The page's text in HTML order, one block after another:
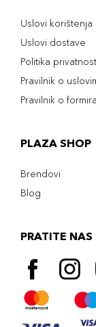
Uslovi korištenja
Uslovi dostave
Politika
Pravilnik o
Pravilnik o
PLAZA SHOP
Brendovi
Blog
PRATITE NAS